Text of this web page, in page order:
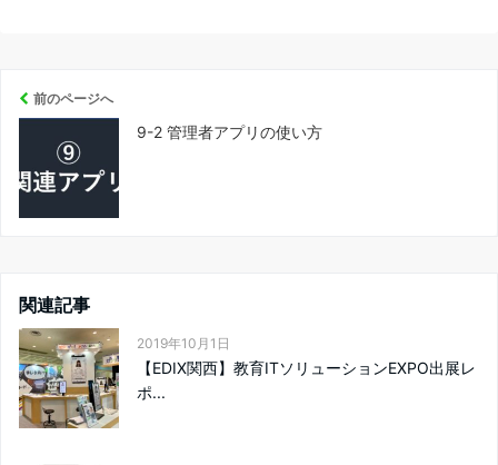
前のページへ
9-2 管理者アプリの使い方
関連記事
2019年10月1日
【EDIX関西】教育ITソリューションEXPO出展レ
ポ...